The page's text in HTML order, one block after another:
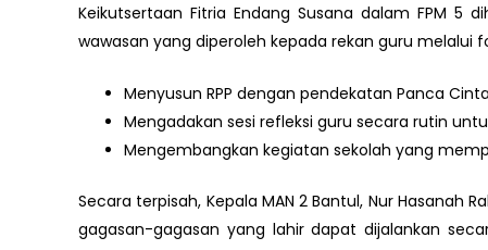
Keikutsertaan Fitria Endang Susana dalam FPM
wawasan yang diperoleh kepada rekan guru melalui
Menyusun RPP dengan pendekatan Panca
Mengadakan sesi refleksi guru secara rutin
Mengembangkan kegiatan sekolah yang
Secara terpisah, Kepala MAN 2 Bantul, Nur
gagasan-gagasan yang lahir dapat dijalankan